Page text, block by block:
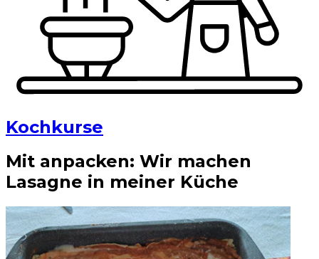
Kochkurse
Mit anpacken: Wir machen
Lasagne in meiner Küche